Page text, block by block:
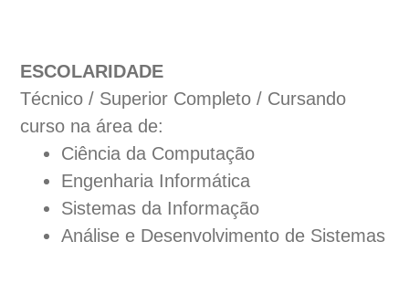
ESCOLARIDADE
Técnico / Superior Completo / Cursando
curso na área de:
Ciência da Computação
Engenharia Informática
Sistemas da Informação
Análise e Desenvolvimento de Sistemas